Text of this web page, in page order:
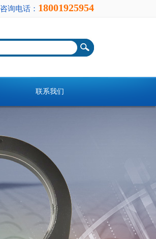
咨询电话： 18001925954
联系我们